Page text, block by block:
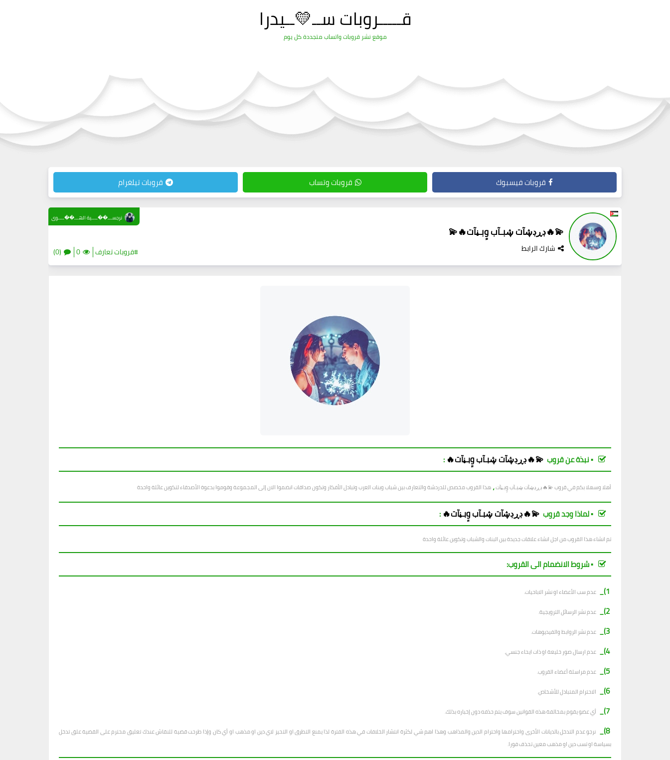
قـــــروبات ســ💛ــيدرا
موقع نشر قروبات واتساب متجددة كل يوم
قروبات فيسبوك قروبات وتساب قروبات تيلغرام
💫🔥ڊڕڊڜآت ڜبـآب وٍبـڼآت🔥💫
شارك الرابط #قروبات تعارف 0
(0)
نرجســـ��ــــية الهـــ��ــــوى
▪︎ نبذة عن قروب 💫🔥ڊڕڊڜآت ڜبـآب وٍبـڼآت🔥 :
أهلا وسهلا بكم في قروب💫🔥ڊڕڊڜآت ڜبـآب وٍبـڼآت، هذا القروب مخصص للدردشة والتعارف بين شباب وبنات العرب وتبادل الأفكار وتكون صداقات انضموا الان إلى المجموعة وقوموا بدعوة الأصدقاء لتكوين عائلة واحدة
▪︎ لماذا وجد قروب 💫🔥ڊڕڊڜآت ڜبـآب وٍبـڼآت🔥 :
تم انشاء هذا القروب من اجل انشاء علاقات جديدة بين البنات والشباب وتكوين عائلة واحدة
▪︎ شروط الانضمام الى القروب:
1)_
عدم سب الأعضاء او نشر الاباحيات.
2)_ عدم نشر الرسائل الترويجية.
3)_ عدم نشر الروابط والفيديوهات.
4)_ عدم ارسال صور خليعة او ذات ايحاء جنسي.
5)_ عدم مراسلة أعضاء القروب.
6)_ الاحترام المتبادل للأشخاص.
7)_ أي عضو يقوم بمخالفة هذه القوانين سوف يتم حذفه دون إخباره بذلك.
8)_
نرجو عدم التدخل بالديانات الأخرى واحترامها واحترام الدين والمذاهب وهذا اهم شي لكثرة انتشار الخلافات في هذه الفترة لذا يمنع التطرق او التحيز لاي دين او مذهب او أي كان وإذا طرحت قضية للنقاش عندك تعليق محترم على القضية علق تدخل
بسياسة او تسب دين او مذهب معين تحذف فورا.